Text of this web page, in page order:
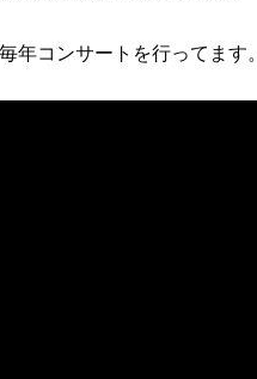
年コンサートを行ってます。